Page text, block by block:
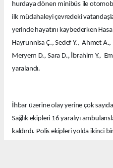
hurdaya dönen minibüs ile
ilk müdahaleyi çevredeki
yerinde hayatını kaybederken
Hayrunnisa Ç., Sedef Y., Ahmet A.,
Meryem D., Sara D., İbrahim Y.,
yaralandı.
İhbar üzerine olay yerine çok
Sağlık ekipleri 16 yaralıyı
kaldırdı. Polis ekipleri yolda ikinci